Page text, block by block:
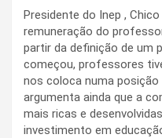
Presidente do Inep ,
remuneração do
partir da definição de um
começou, professores
nos coloca numa posição
argumenta ainda que a
mais ricas e
investimento em